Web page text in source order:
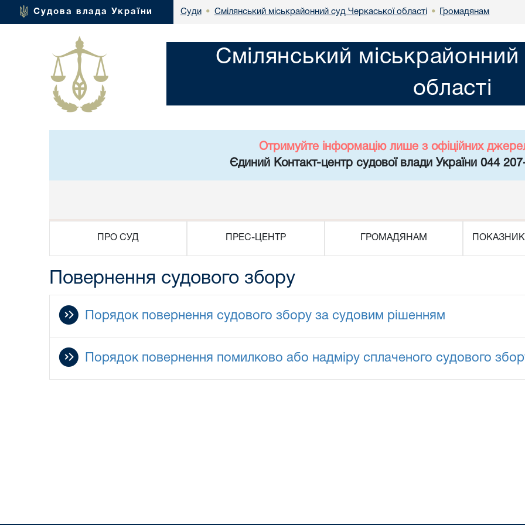
Судова влада України Суди • Смілянський міськрайонний суд Черкаської області • Громадянам
Смілянський міськрайонний
області
Отримуйте інформацію лише з офіційних
Єдиний Контакт-центр судової влади України 044
ПРО СУД ПРЕС-ЦЕНТР ГРОМАДЯНАМ
Повернення судового збору
Порядок повернення судового збору за судовим рішенням
Порядок повернення помилково або надміру сплаченого судового